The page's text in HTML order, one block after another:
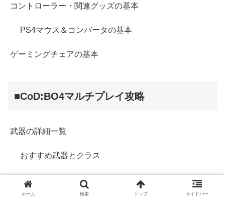
コントローラー・関連グッズの基本
PS4マウス＆コンバータの基本
ゲーミングチェアの基本
■CoD:BO4マルチプレイ攻略
武器の詳細一覧
おすすめ武器とクラス
武器迷彩とチャレンジ一覧
ホーム 検索 トップ サイドバー